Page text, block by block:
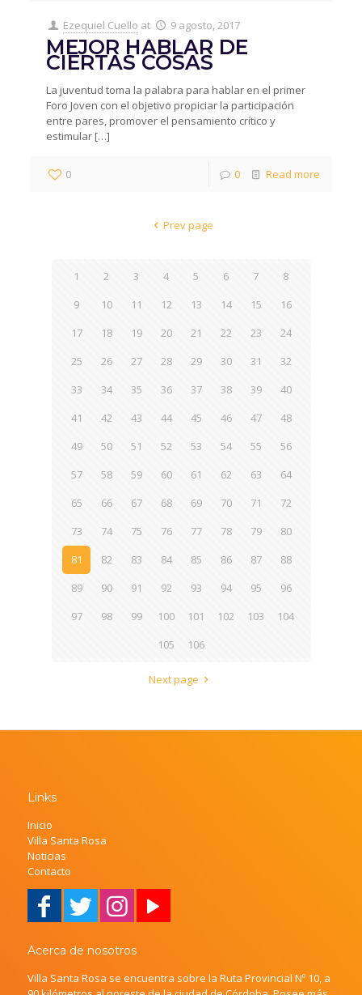
Ezequiel Cuello at 9 agosto, 2017
MEJOR HABLAR DE
CIERTAS COSAS
La juventud toma la palabra para hablar en el primer
Foro Joven con el objetivo propiciar la participación
entre pares, promover el pensamiento crítico y
estimular […]
0 0 Read more
Prev page
1 2 3 4 5 6 7
8
9
10 11 12 13 14 15
16
17
18 19 20 21 22 23
24
25
26 27 28 29 30 31
32
33
34 35 36 37 38 39
40
41
42 43 44 45 46 47
48
49
50 51 52 53 54 55
56
57
58 59 60 61 62 63
64
65
66 67 68 69 70 71
72
73
74 75 76 77 78 79
80
81
82 83 84 85 86 87
88
89
90 91 92 93 94 95
96
97
98 99 100 101 102 103
104
105
106
Next page
Links
Inicio
Villa Santa Rosa
Noticias
Contacto
Acerca de nosotros
Villa Santa Rosa se encuentra sobre la Ruta Provincial Nº 10, a